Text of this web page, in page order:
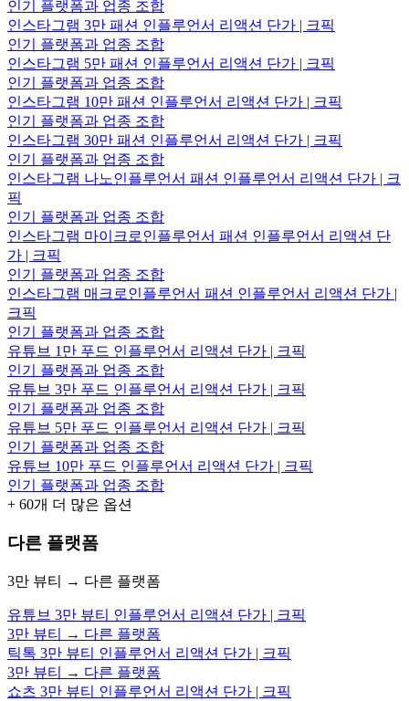
인기 플랫폼과 업종 조합
인스타그램 3만 패션 인플루언서 리액션 단가 | 크픽
인기 플랫폼과 업종 조합
인스타그램 5만 패션 인플루언서 리액션 단가 | 크픽
인기 플랫폼과 업종 조합
인스타그램 10만 패션 인플루언서 리액션 단가 | 크픽
인기 플랫폼과 업종 조합
인스타그램 30만 패션 인플루언서 리액션 단가 | 크픽
인기 플랫폼과 업종 조합
인스타그램 나노인플루언서 패션 인플루언서 리액션 단가 | 크
픽
인기 플랫폼과 업종 조합
인스타그램 마이크로인플루언서 패션 인플루언서 리액션 단
가 | 크픽
인기 플랫폼과 업종 조합
인스타그램 매크로인플루언서 패션 인플루언서 리액션 단가 |
크픽
인기 플랫폼과 업종 조합
유튜브 1만 푸드 인플루언서 리액션 단가 | 크픽
인기 플랫폼과 업종 조합
유튜브 3만 푸드 인플루언서 리액션 단가 | 크픽
인기 플랫폼과 업종 조합
유튜브 5만 푸드 인플루언서 리액션 단가 | 크픽
인기 플랫폼과 업종 조합
유튜브 10만 푸드 인플루언서 리액션 단가 | 크픽
인기 플랫폼과 업종 조합
+ 60개 더 많은 옵션
다른 플랫폼
3만 뷰티 → 다른 플랫폼
유튜브 3만 뷰티 인플루언서 리액션 단가 | 크픽
3만 뷰티 → 다른 플랫폼
틱톡 3만 뷰티 인플루언서 리액션 단가 | 크픽
3만 뷰티 → 다른 플랫폼
쇼츠 3만 뷰티 인플루언서 리액션 단가 | 크픽